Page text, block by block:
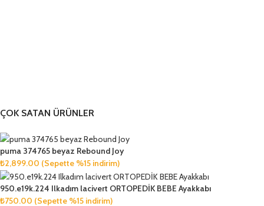
ÇOK SATAN ÜRÜNLER
puma 374765 beyaz Rebound Joy
₺2,899.00 (Sepette %15 indirim)
950.e19k.224 Ilkadım lacivert ORTOPEDİK BEBE Ayakkabı
₺750.00 (Sepette %15 indirim)